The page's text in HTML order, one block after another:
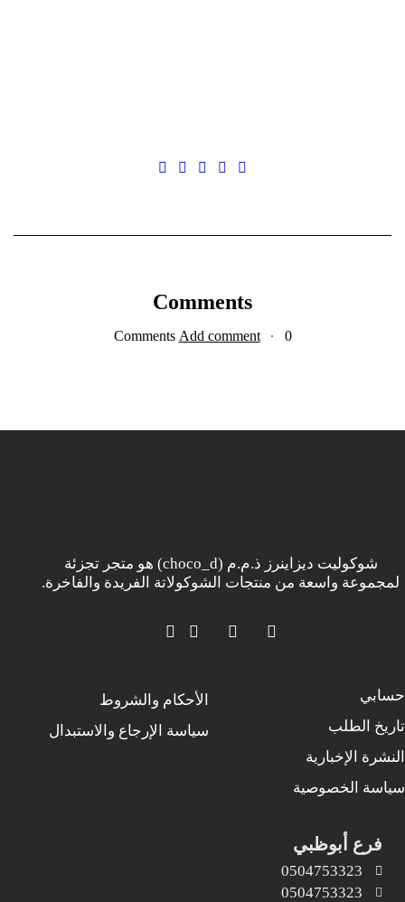
Comments
0 Comments
Add comment
شوكوليت ديزاينرز ذ.م.م (choco_d) هو متجر تجزئة
لمجموعة واسعة من منتجات الشوكولاتة الفريدة والفاخرة.
حسابي
تاريخ الطلب
النشرة الإخبارية
سياسة الخصوصية
الأحكام والشروط
سياسة الإرجاع والاستبدال
فرع أبوظبي
0504753323
0504753323